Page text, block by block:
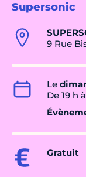
Supersonic
9 Rue
Le
De 19 h
Gratuit